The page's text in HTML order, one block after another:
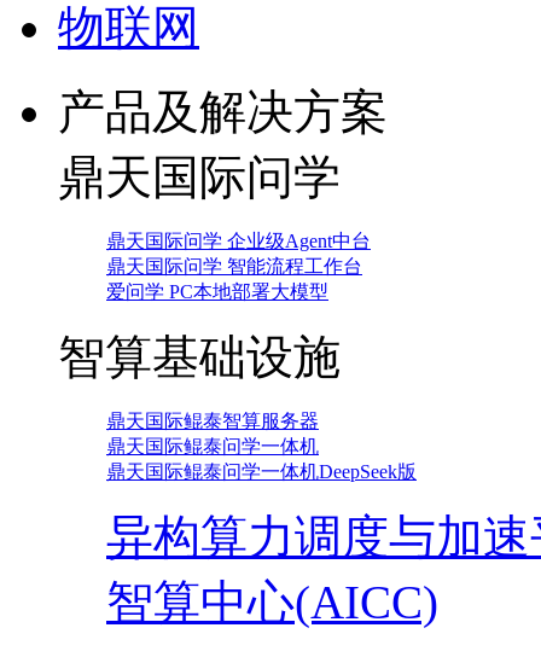
物联网
产品及解决方案
鼎天国际问学
鼎天国际问学 企业级Agent中台
鼎天国际问学 智能流程工作台
爱问学 PC本地部署大模型
智算基础设施
鼎天国际鲲泰智算服务器
鼎天国际鲲泰问学一体机
鼎天国际鲲泰问学一体机DeepSeek版
异构算力调度与加
智算中心(AICC)